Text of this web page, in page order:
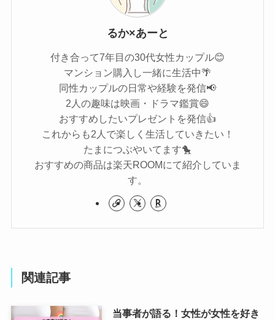
るか×あーと
付き合って7年目の30代女性カップル😊
マンション購入し一緒に生活中🌴
同性カップルの日常や経験を発信📢
2人の趣味は映画・ドラマ鑑賞😄
おすすめしたいプレゼントを発信👍
これからも2人で楽しく生活していきたい！
たまにつぶやいてます🐤
おすすめの商品は楽天ROOMにて紹介していま
す。
関連記事
当事者が語る！女性が女性を好き